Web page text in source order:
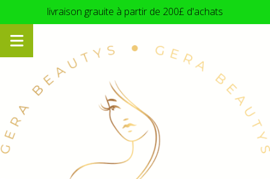
livraison grauite à partir de 200£ d'achats